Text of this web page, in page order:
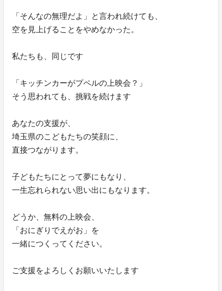
「そんなの無理だよ」と言われ続けても、
空を見上げることをやめなかった。
私たちも、同じです
「キッチンカーがプペルの上映会？」
そう思われても、挑戦を続けます
あなたの支援が、
埼玉県のこどもたちの笑顔に、
直接つながります。
子どもたちにとって夢にもなり、
一生忘れられない思い出にもなります。
どうか、無料の上映会、
「おにぎりでえがお」を
一緒につくってください。
ご支援をよろしくお願いいたします